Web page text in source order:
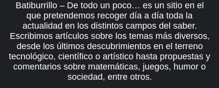
Batiburrillo – De todo un poco… es un sitio en el
que pretendemos recoger día a día toda la
actualidad en los distintos campos del saber.
Escribimos artículos sobre los temas más diversos,
desde los últimos descubrimientos en el terreno
tecnológico, científico o artístico hasta propuestas y
comentarios sobre matemáticas, juegos, humor o
sociedad, entre otros.